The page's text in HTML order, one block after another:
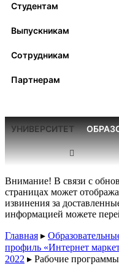
Студентам
Выпускникам
Сотрудникам
Партнерам
УНИВЕРСИТЕТ
Внимание! В связи с
страницах может
извинения за
информацией можете
Главная ▸
профиль «Интернет
2022 ▸ Рабочие